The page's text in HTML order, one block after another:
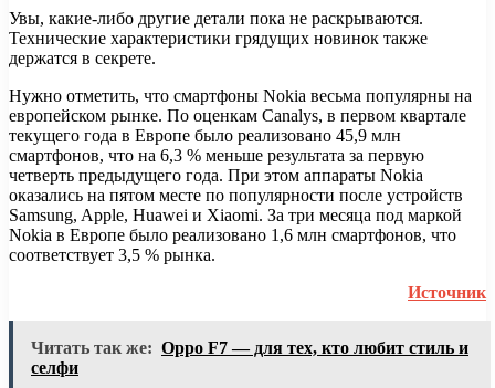
Увы, какие-либо другие детали пока не раскрываются.
Технические характеристики грядущих новинок также
держатся в секрете.
Нужно отметить, что смартфоны Nokia весьма популярны на
европейском рынке. По оценкам Canalys, в первом квартале
текущего года в Европе было реализовано 45,9 млн
смартфонов, что на 6,3 % меньше результата за первую
четверть предыдущего года. При этом аппараты Nokia
оказались на пятом месте по популярности после устройств
Samsung, Apple, Huawei и Xiaomi. За три месяца под маркой
Nokia в Европе было реализовано 1,6 млн смартфонов, что
соответствует 3,5 % рынка.
Источник
Читать так же: Oppo F7 — для тех, кто любит стиль и
селфи